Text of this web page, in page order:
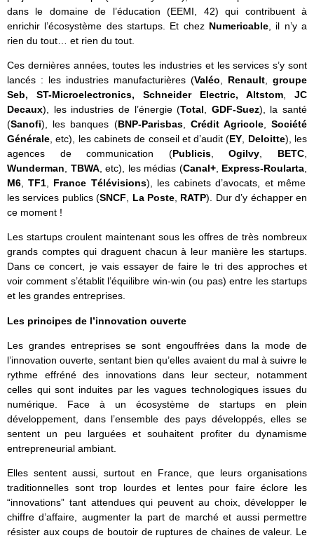
dans le domaine de l’éducation (EEMI, 42) qui contribuent à
enrichir l’écosystème des startups. Et chez Numericable, il n’y a
rien du tout… et rien du tout.
Ces dernières années, toutes les industries et les services s’y sont
lancés : les industries manufacturières (Valéo, Renault, groupe
Seb, ST-Microelectronics, Schneider Electric, Altstom, JC
Decaux), les industries de l’énergie (Total, GDF-Suez), la santé
(Sanofi), les banques (BNP-Parisbas, Crédit Agricole,Société
Générale, etc), les cabinets de conseil et d’audit (EY, Deloitte), les
agences de communication (Publicis,Ogilvy, BETC,
Wunderman, TBWA, etc), les médias (Canal+, Express-Roularta,
M6,TF1, France Télévisions), les cabinets d’avocats, et même
les services publics (SNCF, La Poste, RATP). Dur d’y échapper en
ce moment !
Les startups croulent maintenant sous les offres de très nombreux
grands comptes qui draguent chacun à leur manière les startups.
Dans ce concert, je vais essayer de faire le tri des approches et
voir comment s’établit l’équilibre win-win (ou pas) entre les startups
et les grandes entreprises.
Les principes de l’innovation ouverte
Les grandes entreprises se sont engouffrées dans la mode de
l’innovation ouverte, sentant bien qu’elles avaient du mal à suivre le
rythme effréné des innovations dans leur secteur, notamment
celles qui sont induites par les vagues technologiques issues du
numérique. Face à un écosystème de startups en plein
développement, dans l’ensemble des pays développés, elles se
sentent un peu larguées et souhaitent profiter du dynamisme
entrepreneurial ambiant.
Elles sentent aussi, surtout en France, que leurs organisations
traditionnelles sont trop lourdes et lentes pour faire éclore les
“innovations” tant attendues qui peuvent au choix, développer le
chiffre d’affaire, augmenter la part de marché et aussi permettre
résister aux coups de boutoir de ruptures de chaines de valeur. Le